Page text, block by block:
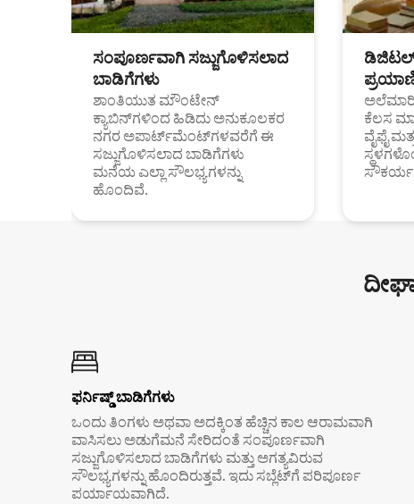
ಸಂಪೂರ್ಣವಾಗಿ ಸಜ್ಜುಗೊಳಿಸಲಾದ
ಬಾಡಿಗೆಗಳು
ಶಾಂತಿಯುತ ಮೌಂಟೇನ್
ಕ್ಯಾಬಿನ್‌ಗಳಿಂದ ಹಿಡಿದು ಅನುಕೂಲಕರ
ನಗರ ಅಪಾರ್ಟ್‌ಮೆಂಟ್‌ಗಳವರೆಗೆ ಈ
ಸಜ್ಜುಗೊಳಿಸಲಾದ ಬಾಡಿಗೆಗಳು
ಮನೆಯ ಎಲ್ಲಾ ಸೌಲಭ್ಯಗಳನ್ನು
ಹೊಂದಿವೆ.
ಡಿಜಿಟಲ್
ಅಲೆಮಾರಿ
ಕೆಲಸ
ವೈಫೈ
ಫರ್ನಿಷ್ಡ್ ಬಾಡಿಗೆಗಳು
ಒಂದು ತಿಂಗಳು ಅಥವಾ ಅದಕ್ಕಿಂತ ಹೆಚ್ಚಿನ ಕಾಲ ಆರಾಮವಾಗಿ
ವಾಸಿಸಲು ಅಡುಗೆಮನೆ ಸೇರಿದಂತೆ ಸಂಪೂರ್ಣವಾಗಿ
ಸಜ್ಜುಗೊಳಿಸಲಾದ ಬಾಡಿಗೆಗಳು ಮತ್ತು ಅಗತ್ಯವಿರುವ
ಸೌಲಭ್ಯಗಳನ್ನು ಹೊಂದಿರುತ್ತವೆ. ಇದು ಸಬ್ಲೆಟ್‌ಗೆ ಪರಿಪೂರ್ಣ
ಪರ್ಯಾಯವಾಗಿದೆ.